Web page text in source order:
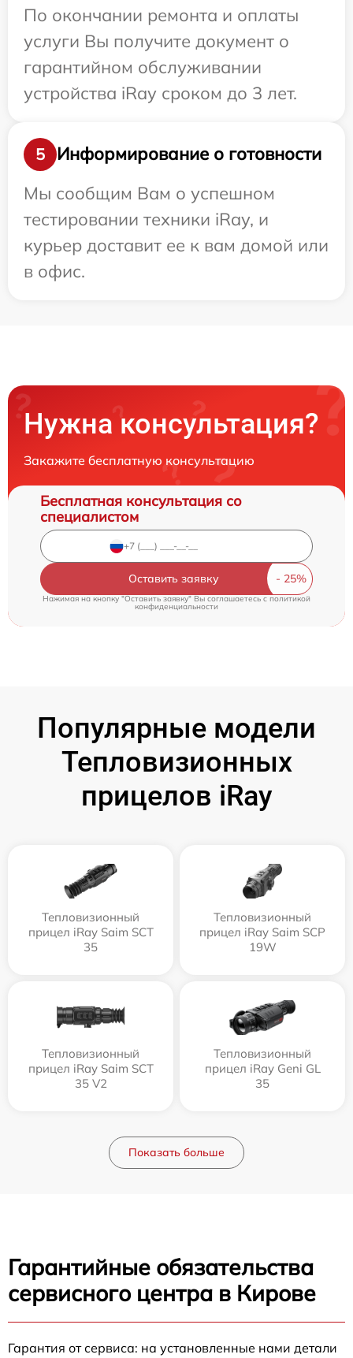
По окончании ремонта и оплаты
услуги Вы получите документ о
гарантийном обслуживании
устройства iRay сроком до 3 лет.
5
Информирование о готовности
Мы сообщим Вам о успешном
тестировании техники iRay, и
курьер доставит ее к вам домой или
в офис.
Нужна консультация?
Закажите бесплатную консультацию
Бесплатная консультация со
специалистом
Оставить заявку
Нажимая на кнопку "Оставить заявку" Вы соглашаетесь cполитикой
конфиденциальности
Популярные модели
Тепловизионных
прицелов iRay
Тепловизионный
прицел iRay Saim SCT
35
Тепловизионный
прицел iRay Saim SCP
19W
Тепловизионный
прицел iRay Saim SCT
35 V2
Тепловизионный
прицел iRay Geni GL
35
Показать больше
Гарантийные обязательства
сервисного центра в Кирове
Гарантия от сервиса: на установленные нами детали